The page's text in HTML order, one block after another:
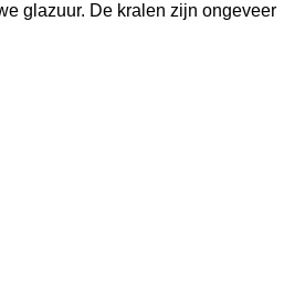
glazuur. De kralen zijn ongeveer